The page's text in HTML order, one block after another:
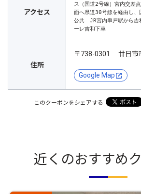
アクセス
ス（国道2号線）宮内交差
面へ県道30号線を経由し
公共　JR宮内串戸駅から
ーレ吉和下車
住所
〒738-0301 廿日市
Google Map
このクーポンをシェアする
近くのおすすめ